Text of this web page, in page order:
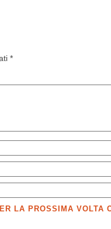
*
LA PROSSIMA VOLTA